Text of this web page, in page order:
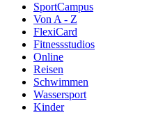
SportCampus
Von A - Z
FlexiCard
Fitnessstudios
Online
Reisen
Schwimmen
Wassersport
Kinder